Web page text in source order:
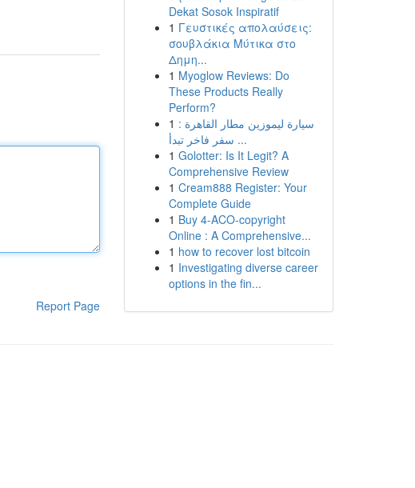
Report Page
Dekat Sosok Inspiratif
1 Γευστικές απολαύσεις:
σουβλάκια Μύτικα στο
Δημη...
1 Myoglow Reviews: Do
These Products Really
Perform?
1 سيارة ليموزين مطار القاهرة :
سفر فاخر تبدأ ...
1 Golotter: Is It Legit? A
Comprehensive Review
1 Cream888 Register: Your
Complete Guide
1 Buy 4-ACO-copyright
Online : A Comprehensive...
1 how to recover lost bitcoin
1 Investigating diverse career
options in the fin...